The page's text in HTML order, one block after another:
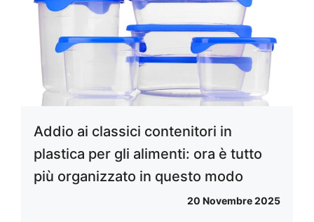
Addio ai classici contenitori in
plastica per gli alimenti: ora è tutto
più organizzato in questo modo
20 Novembre 2025